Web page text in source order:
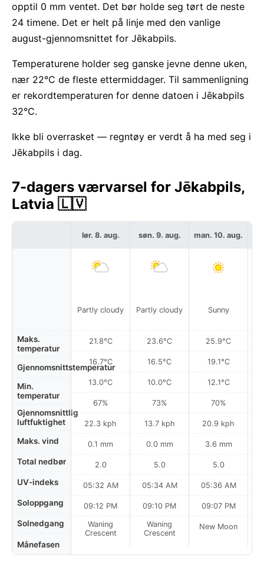
opptil 0 mm ventet. Det bør holde seg tørt de neste
24 timene. Det er helt på linje med den vanlige
august-gjennomsnittet for Jēkabpils.
Temperaturene holder seg ganske jevne denne uken,
nær 22°C de fleste ettermiddager. Til sammenligning
er rekordtemperaturen for denne datoen i Jēkabpils
32°C.
Ikke bli overrasket — regntøy er verdt å ha med seg i
Jēkabpils i dag.
7-dagers værvarsel for Jēkabpils,
Latvia 🇱🇻
Maks.
temperatur
Gjennomsnittstemperatur
Min.
temperatur
Gjennomsnittlig
luftfuktighet
Maks. vind
Total nedbør
UV-indeks
Soloppgang
Solnedgang
Månefasen
lør. 8. aug.
Partly cloudy
21.8°C
16.7°C
13.0°C
67%
22.3 kph
0.1 mm
2.0
05:32 AM
09:12 PM
Waning
Crescent
søn. 9. aug.
Partly cloudy
23.6°C
16.5°C
10.0°C
73%
13.7 kph
0.0 mm
5.0
05:34 AM
09:10 PM
Waning
Crescent
man. 10. aug.
Sunny
25.9°C
19.1°C
12.1°C
70%
20.9 kph
3.6 mm
5.0
05:36 AM
09:07 PM
New Moon